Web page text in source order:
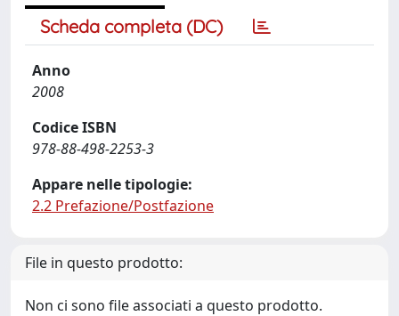
Scheda completa (DC)
Anno
2008
Codice ISBN
978-88-498-2253-3
Appare nelle tipologie:
2.2 Prefazione/Postfazione
File in questo prodotto:
Non ci sono file associati a questo prodotto.